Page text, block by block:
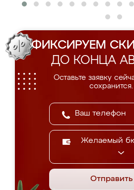
ФИКСИРУЕМ
ДО КОНЦА
Оставьте заявку
сохранится.
Желаемый
Отправить